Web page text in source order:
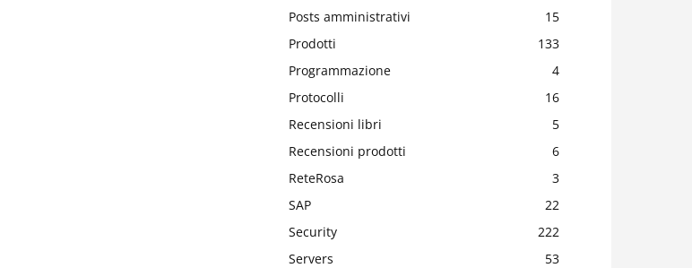
Posts amministrativi
15
Prodotti
133
Programmazione
4
Protocolli
16
Recensioni libri
5
Recensioni prodotti
6
ReteRosa
3
SAP
22
Security
222
Servers
53